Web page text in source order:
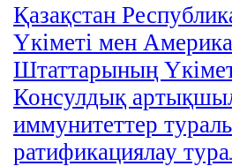
Қазақстан
Үкіметі мен
Штаттарының
Консулдық
иммунитеттер туралы
ратификациялау